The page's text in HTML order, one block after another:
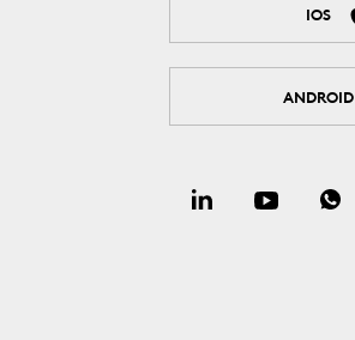
IOS
ANDROID